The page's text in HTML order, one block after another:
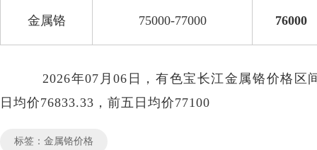
金属铬 75000-77000 76000
2026年07月06日，有色宝长江金属铬价格区
日均价76833.33，前五日均价77100
标签：金属铬价格